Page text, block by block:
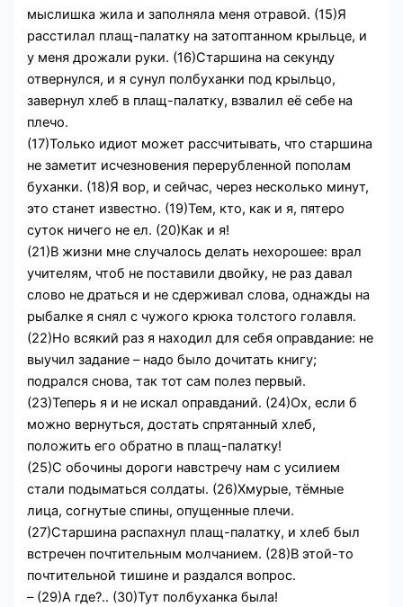
мыслишка жила и заполняла меня отравой. (15)Я
расстилал плащ-палатку на затоптанном крыльце, и
у меня дрожали руки. (16)Старшина на секунду
отвернулся, и я сунул полбуханки под крыльцо,
завернул хлеб в плащ-палатку, взвалил её себе на
плечо.
(17)Только идиот может рассчитывать, что старшина
не заметит исчезновения перерубленной пополам
буханки. (18)Я вор, и сейчас, через несколько минут,
это станет известно. (19)Тем, кто, как и я, пятеро
суток ничего не ел. (20)Как и я!
(21)В жизни мне случалось делать нехорошее: врал
учителям, чтоб не поставили двойку, не раз давал
слово не драться и не сдерживал слова, однажды на
рыбалке я снял с чужого крюка толстого голавля.
(22)Но всякий раз я находил для себя оправдание: не
выучил задание – надо было дочитать книгу;
подрался снова, так тот сам полез первый.
(23)Теперь я и не искал оправданий. (24)Ох, если б
можно вернуться, достать спрятанный хлеб,
положить его обратно в плащ-палатку!
(25)С обочины дороги навстречу нам с усилием
стали подыматься солдаты. (26)Хмурые, тёмные
лица, согнутые спины, опущенные плечи.
(27)Старшина распахнул плащ-палатку, и хлеб был
встречен почтительным молчанием. (28)В этой-то
почтительной тишине и раздался вопрос.
– (29)А где?.. (30)Тут полбуханка была!